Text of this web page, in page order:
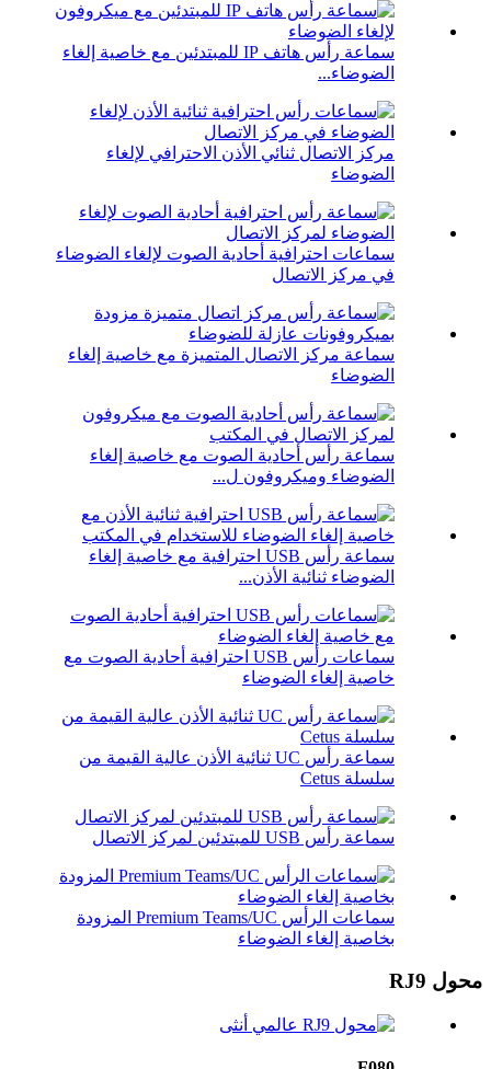
سماعة رأس هاتف IP للمبتدئين مع خاصية إلغاء
الضوضاء...
مركز الاتصال ثنائي الأذن الاحترافي لإلغاء
الضوضاء
سماعات احترافية أحادية الصوت لإلغاء الضوضاء
في مركز الاتصال
سماعة مركز الاتصال المتميزة مع خاصية إلغاء
الضوضاء
سماعة رأس أحادية الصوت مع خاصية إلغاء
الضوضاء وميكروفون ل...
سماعة رأس USB احترافية مع خاصية إلغاء
الضوضاء ثنائية الأذن...
سماعات رأس USB احترافية أحادية الصوت مع
خاصية إلغاء الضوضاء
سماعة رأس UC ثنائية الأذن عالية القيمة من
سلسلة Cetus
سماعة رأس USB للمبتدئين لمركز الاتصال
سماعات الرأس Premium Teams/UC المزودة
بخاصية إلغاء الضوضاء
محول RJ9